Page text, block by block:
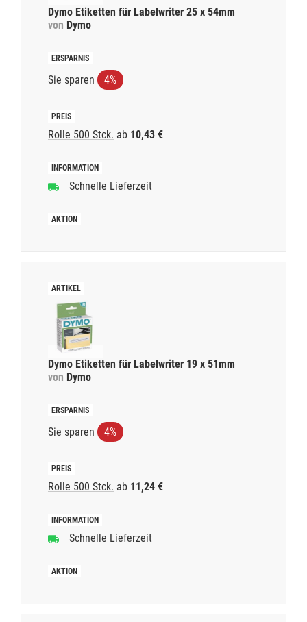
Dymo Etiketten für Labelwriter 25 x 54mm
von Dymo
Sie sparen 4%
Rolle 500 Stck. ab 10,43 €
Schnelle Lieferzeit
Dymo Etiketten für Labelwriter 19 x 51mm
von Dymo
Sie sparen 4%
Rolle 500 Stck. ab 11,24 €
Schnelle Lieferzeit